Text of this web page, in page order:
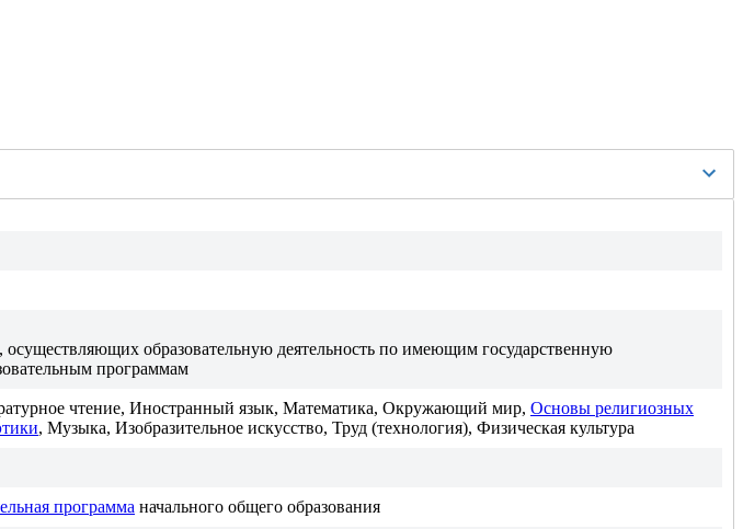
, осуществляющих образовательную деятельность по имеющим государственную
программам
чтение, Иностранный язык, Математика, Окружающий мир, Основы религиозных
, Музыка, Изобразительное искусство, Труд (технология), Физическая культура
программа начального общего образования